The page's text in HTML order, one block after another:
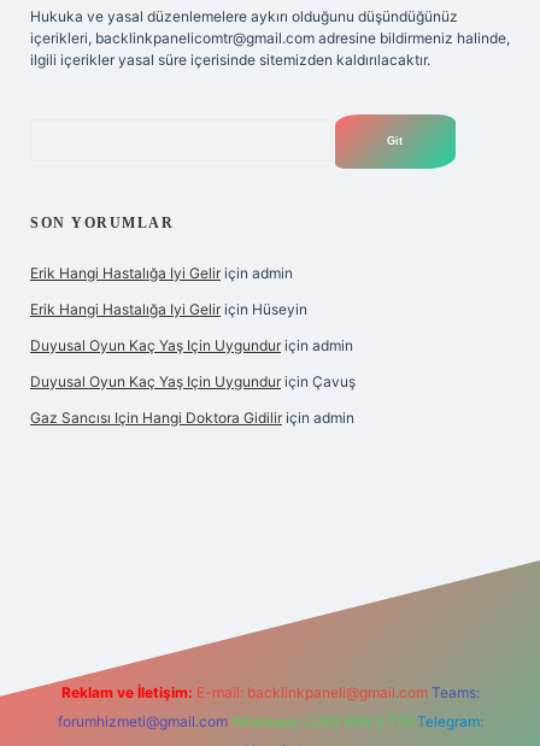
Hukuka ve yasal düzenlemelere aykırı olduğunu düşündüğünüz
içerikleri, backlinkpanelicomtr@gmail.com adresine bildirmeniz halinde,
ilgili içerikler yasal süre içerisinde sitemizden kaldırılacaktır.
SON YORUMLAR
Erik Hangi Hastalığa Iyi Gelir için admin
Erik Hangi Hastalığa Iyi Gelir için Hüseyin
Duyusal Oyun Kaç Yaş Için Uygundur için admin
Duyusal Oyun Kaç Yaş Için Uygundur için Çavuş
Gaz Sancısı Için Hangi Doktora Gidilir için admin
Reklam ve İletişim: E-mail: backlinkpaneli@gmail.com Teams:
forumhizmeti@gmail.com Whatsapp: 0262 606 0 726 Telegram: